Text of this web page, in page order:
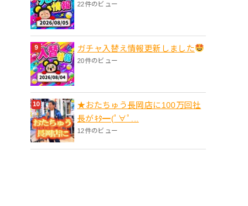
22件のビュー
ガチャ入替え情報更新しました
20件のビュー
★おたちゅう長岡店に100万回社
長がｷﾀ━(ﾟ∀ﾟ...
12件のビュー